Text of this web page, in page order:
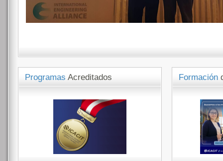
Programas Acreditados Formación